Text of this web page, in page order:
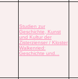
Studien zur
Geschichte, Kunst
und Kultur der
Zisterzienser / Kloster
Walkenried:
Geschichte und...